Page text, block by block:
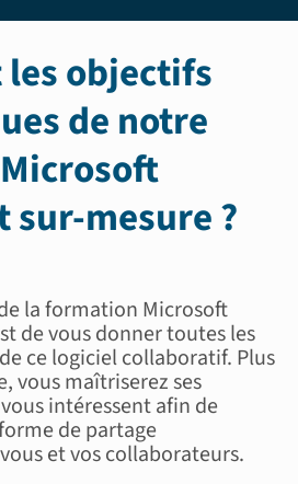
les objectifs
de notre
sur-mesure ?
la formation Microsoft
de vous donner toutes les
ce logiciel collaboratif. Plus
vous maîtriserez ses
intéressent afin de
de partage
et vos collaborateurs.